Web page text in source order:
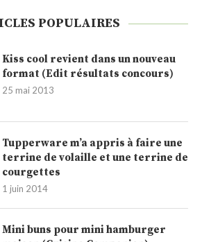
POPULAIRES
Kiss cool revient dans un nouveau
format (Edit résultats concours)
25 mai 2013
Tupperware m’a appris à faire une
terrine de volaille et une terrine de
courgettes
1 juin 2014
Mini buns pour mini hamburger